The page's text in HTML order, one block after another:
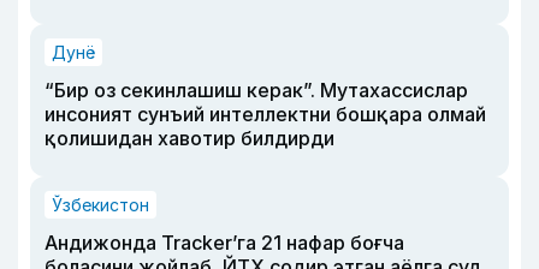
Дунё
“Бир оз секинлашиш керак”. Мутахассислар
инсоният сунъий интеллектни бошқара олмай
қолишидан хавотир билдирди
Ўзбекистон
Андижонда Tracker’га 21 нафар боғча